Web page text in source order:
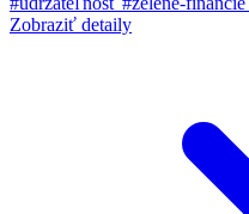
Zobraziť detaily